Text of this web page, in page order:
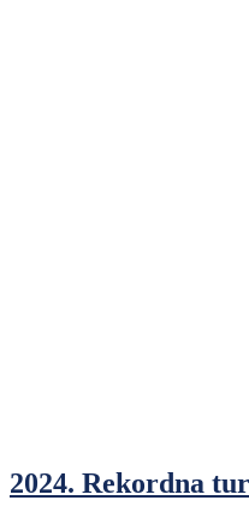
2024. Rekordna